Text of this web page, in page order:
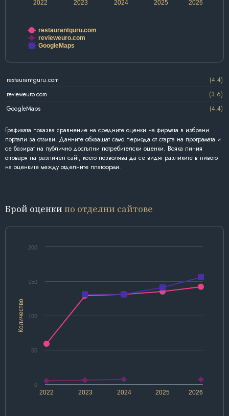
2022 2024 2026
2023 2025
restaurantguru.com
revieweuro.com
GoogleMaps
restaurantguru.com
(4.4)
revieweuro.com
(3.6)
GoogleMaps
(4.4)
Графиката показва сравнение на средните оценки на фирмата в избрани
портали за отзиви. Данните обхващат само периода от старта на програмата и
се базират на публично достъпни потребителски оценки. Всяка линия
отговаря на различен сайт, което позволява да се видят разликите в нивото
на оценките между отделните платформи.
Брой оценки по отделни сайтове
Количество
2022 2024 2026
2023 2025
0
50
100
150
200